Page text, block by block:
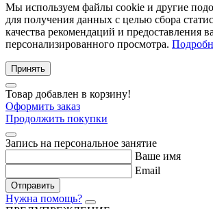
Мы используем файлы cookie и другие
для получения данных с целью сбора
качества рекомендаций и предоставления
персонализированного просмотра.
Принять
Товар добавлен в корзину!
Оформить заказ
Продолжить покупки
Запись на персональное занятие
Ваше имя
Email
Отправить
Нужна помощь?